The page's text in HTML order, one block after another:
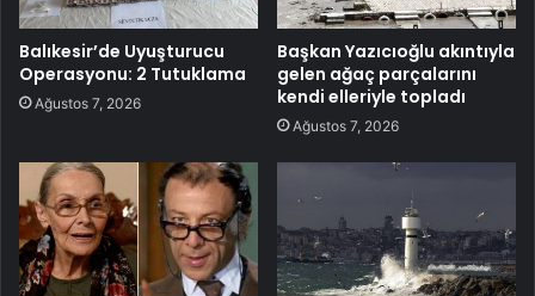
Balıkesir’de Uyuşturucu
Operasyonu: 2 Tutuklama
Ağustos 7, 2026
Başkan Yazıcıoğlu akıntıyla
gelen ağaç parçalarını
kendi elleriyle topladı
Ağustos 7, 2026